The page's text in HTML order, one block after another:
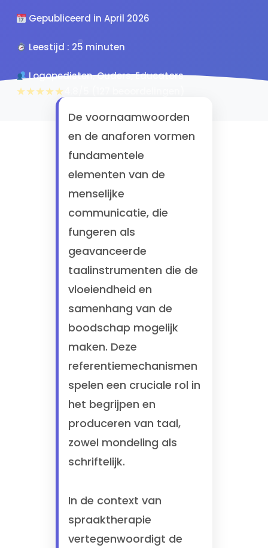
Gepubliceerd in April 2026
Leestijd : 25 minuten
Logopedisten, Ouders, Educators
★★★★★
De voornaamwoorden
en de anaforen vormen
fundamentele
elementen van de
menselijke
communicatie, die
fungeren als
geavanceerde
taalinstrumenten die de
vloeiendheid en
samenhang van de
boodschap mogelijk
maken. Deze
referentiemechanismen
spelen een cruciale rol in
het begrijpen en
produceren van taal,
zowel mondeling als
schriftelijk.
In de context van
spraaktherapie
vertegenwoordigt de